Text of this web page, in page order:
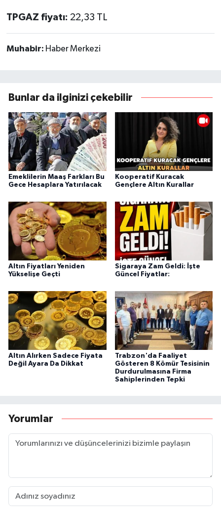
TPGAZ fiyatı: 22,33 TL
Muhabir: Haber Merkezi
Bunlar da ilginizi çekebilir
Emeklilerin Maaş Farkları Bu
Gece Hesaplara Yatırılacak
Kooperatif Kuracak
Gençlere Altın Kurallar
Altın Fiyatları Yeniden
Yükselişe Geçti
Sigaraya Zam Geldi: İşte
Güncel Fiyatlar:
Altın Alırken Sadece Fiyata
Değil Ayara Da Dikkat
Trabzon'da Faaliyet
Gösteren 8 Kömür Tesisinin
Durdurulmasına Firma
Sahiplerinden Tepki
Yorumlar